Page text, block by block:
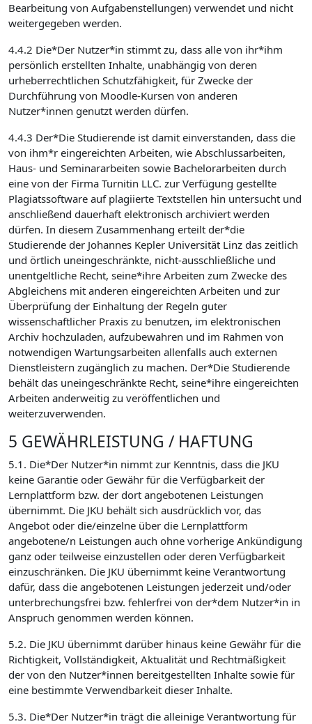
Bearbeitung von Aufgabenstellungen) verwendet und nicht
weitergegeben werden.
4.4.2 Die*Der Nutzer*in stimmt zu, dass alle von ihr*ihm
persönlich erstellten Inhalte, unabhängig von deren
urheberrechtlichen Schutzfähigkeit, für Zwecke der
Durchführung von Moodle-Kursen von anderen
Nutzer*innen genutzt werden dürfen.
4.4.3 Der*Die Studierende ist damit einverstanden, dass die
von ihm*r eingereichten Arbeiten, wie Abschlussarbeiten,
Haus- und Seminararbeiten sowie Bachelorarbeiten durch
eine von der Firma Turnitin LLC. zur Verfügung gestellte
Plagiatssoftware auf plagiierte Textstellen hin untersucht und
anschließend dauerhaft elektronisch archiviert werden
dürfen. In diesem Zusammenhang erteilt der*die
Studierende der Johannes Kepler Universität Linz das zeitlich
und örtlich uneingeschränkte, nicht-ausschließliche und
unentgeltliche Recht, seine*ihre Arbeiten zum Zwecke des
Abgleichens mit anderen eingereichten Arbeiten und zur
Überprüfung der Einhaltung der Regeln guter
wissenschaftlicher Praxis zu benutzen, im elektronischen
Archiv hochzuladen, aufzubewahren und im Rahmen von
notwendigen Wartungsarbeiten allenfalls auch externen
Dienstleistern zugänglich zu machen. Der*Die Studierende
behält das uneingeschränkte Recht, seine*ihre eingereichten
Arbeiten anderweitig zu veröffentlichen und
weiterzuverwenden.
5 GEWÄHRLEISTUNG / HAFTUNG
5.1. Die*Der Nutzer*in nimmt zur Kenntnis, dass die JKU
keine Garantie oder Gewähr für die Verfügbarkeit der
Lernplattform bzw. der dort angebotenen Leistungen
übernimmt. Die JKU behält sich ausdrücklich vor, das
Angebot oder die/einzelne über die Lernplattform
angebotene/n Leistungen auch ohne vorherige Ankündigung
ganz oder teilweise einzustellen oder deren Verfügbarkeit
einzuschränken. Die JKU übernimmt keine Verantwortung
dafür, dass die angebotenen Leistungen jederzeit und/oder
unterbrechungsfrei bzw. fehlerfrei von der*dem Nutzer*in in
Anspruch genommen werden können.
5.2. Die JKU übernimmt darüber hinaus keine Gewähr für die
Richtigkeit, Vollständigkeit, Aktualität und Rechtmäßigkeit
der von den Nutzer*innen bereitgestellten Inhalte sowie für
eine bestimmte Verwendbarkeit dieser Inhalte.
5.3. Die*Der Nutzer*in trägt die alleinige Verantwortung für